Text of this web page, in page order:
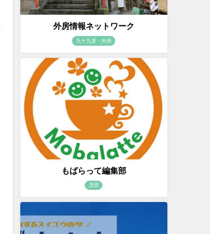
外房情報ネットワーク
九十九里・外房
もばらって編集部
茂原